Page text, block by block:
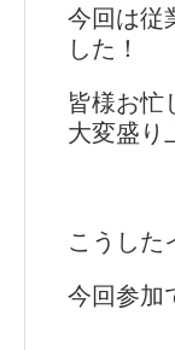
今回は従
した！
皆様お忙
大変盛り
こうした
今回参加